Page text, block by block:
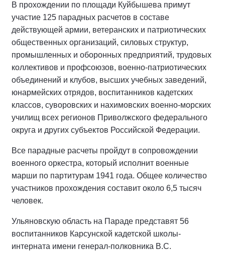
В прохождении по площади Куйбышева примут
участие 125 парадных расчетов в составе
действующей армии, ветеранских и патриотических
общественных организаций, силовых структур,
промышленных и оборонных предприятий, трудовых
коллективов и профсоюзов, военно-патриотических
объединений и клубов, высших учебных заведений,
юнармейских отрядов, воспитанников кадетских
классов, суворовских и нахимовских военно-морских
училищ всех регионов Приволжского федерального
округа и других субъектов Российской Федерации.
Все парадные расчеты пройдут в сопровождении
военного оркестра, который исполнит военные
марши по партитурам 1941 года. Общее количество
участников прохождения составит около 6,5 тысяч
человек.
Ульяновскую область на Параде представят 56
воспитанников Карсунской кадетской школы-
интерната имени генерал-полковника В.С.